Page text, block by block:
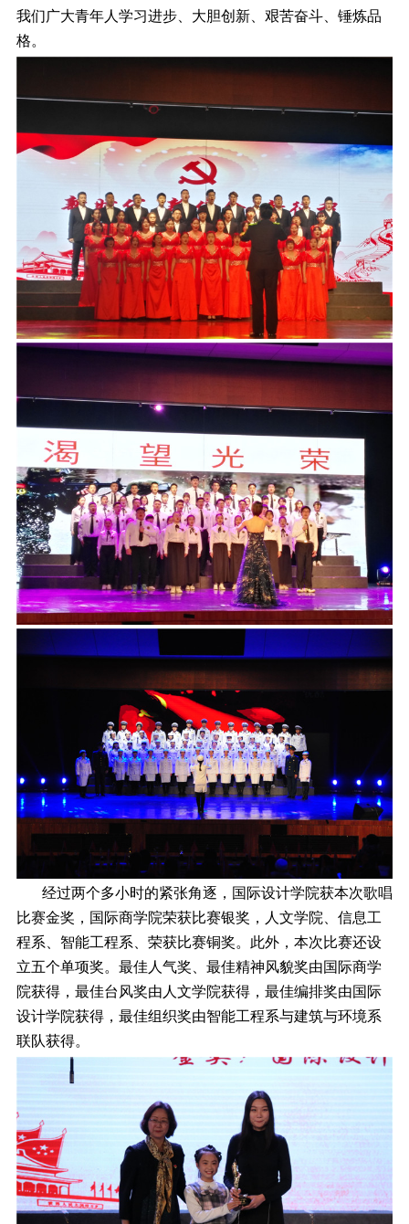
我们广大青年人学习进步、大胆创新、艰苦奋斗、锤炼品
格。
经过两个多小时的紧张角逐，国际设计学院获本次歌唱
比赛金奖，国际商学院荣获比赛银奖，人文学院、信息工
程系、智能工程系、荣获比赛铜奖。此外，本次比赛还设
立五个单项奖。最佳人气奖、最佳精神风貌奖由国际商学
院获得，最佳台风奖由人文学院获得，最佳编排奖由国际
设计学院获得，最佳组织奖由智能工程系与建筑与环境系
联队获得。